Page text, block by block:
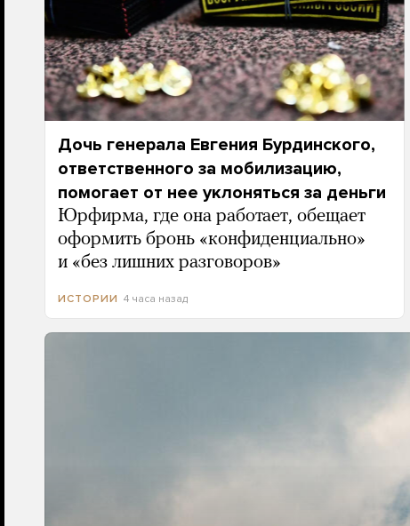
Дочь генерала Евгения Бурдинского,
ответственного за мобилизацию,
помогает от нее уклоняться за деньги
Юрфирма, где она работает, обещает
оформить бронь «конфиденциально»
и «без лишних разговоров»
ИСТОРИИ 4 часа назад